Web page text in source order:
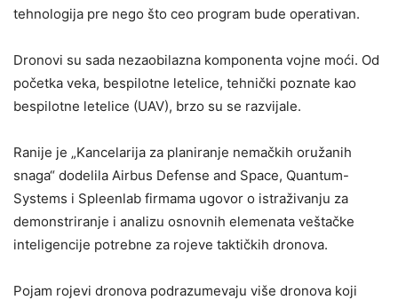
tehnologija pre nego što ceo program bude operativan.
Dronovi su sada nezaobilazna komponenta vojne moći. Od
početka veka, bespilotne letelice, tehnički poznate kao
bespilotne letelice (UAV), brzo su se razvijale.
Ranije je „Kancelarija za planiranje nemačkih oružanih
snaga“ dodelila Airbus Defense and Space, Quantum-
Systems i Spleenlab firmama ugovor o istraživanju za
demonstriranje i analizu osnovnih elemenata veštačke
inteligencije potrebne za rojeve taktičkih dronova.
Pojam rojevi dronova podrazumevaju više dronova koji